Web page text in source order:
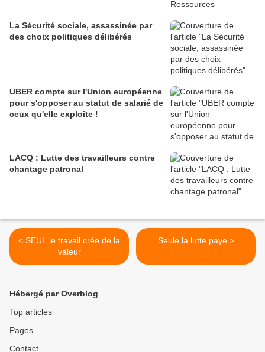
La Sécurité sociale, assassinée par
des choix politiques délibérés
UBER compte sur l'Union européenne
pour s'opposer au statut de salarié de
ceux qu'elle exploite !
LACQ : Lutte des travailleurs contre
chantage patronal
< SEUL le travail crée de la
valeur
Seule la lutte paye >
Hébergé par Overblog
Top articles
Pages
Contact